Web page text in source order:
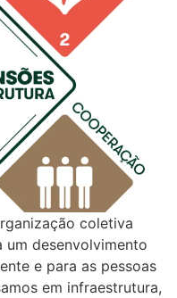
coletiva
um desenvolvimento
e para as pessoas
em infraestrutura,